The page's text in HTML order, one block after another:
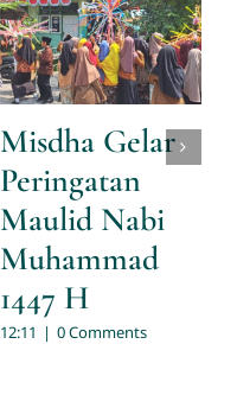
Misdha Gelar
Peringatan
Maulid Nabi
Muhammad
1447 H
12:11 | 0 Comments